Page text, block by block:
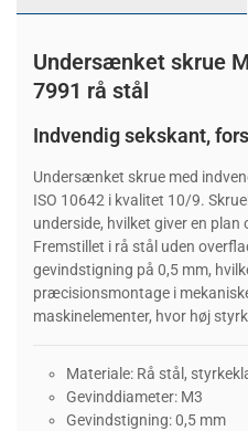
Undersænket skrue
7991 rå stål
Indvendig sekskant,
Undersænket skrue med
ISO 10642 i kvalitet 10/9.
underside, hvilket giver en
Fremstillet i rå stål uden
gevindstigning på 0,5 mm,
præcisionsmontage i
maskinelementer, hvor høj
Materiale: Rå stål,
Gevinddiameter: M3
Gevindstigning: 0,5 mm